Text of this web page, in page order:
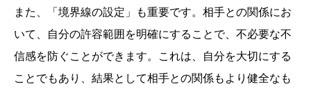
また、「境界線の設定」も重要です。相手との関係にお
いて、自分の許容範囲を明確にすることで、不必要な不
信感を防ぐことができます。これは、自分を大切にする
ことでもあり、結果として相手との関係もより健全なも